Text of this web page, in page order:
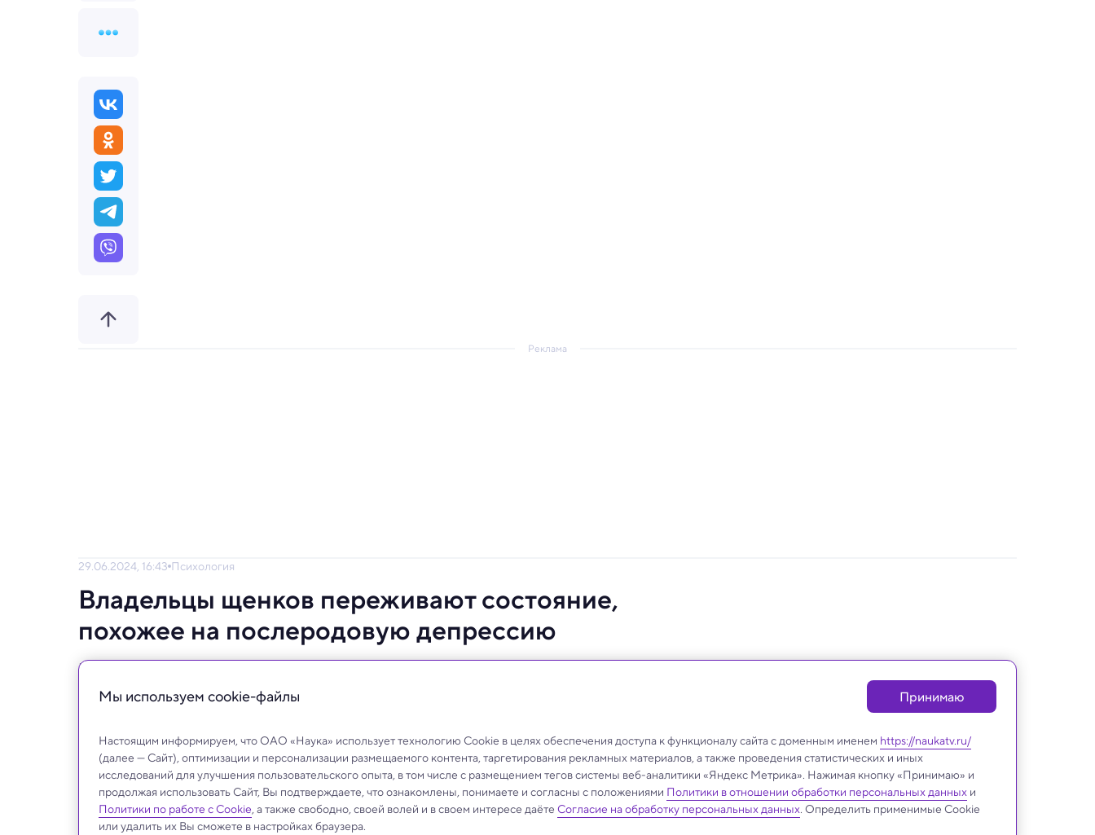
Реклама
29.06.2024, 16:43 Психология
Владельцы щенков переживают состояние,
похожее на послеродовую депрессию
Воспитывать собаку — почти как растить ребенка.
Психология
Мы используем сookie-файлы Принимаю
Настоящим информируем, что ОАО «Наука» использует технологию Cookie в целях обеспечения доступа к функционалу сайта с доменным именем https://naukatv.ru/
(далее — Сайт), оптимизации и персонализации размещаемого контента, таргетирования рекламных материалов, а также проведения статистических и иных
исследований для улучшения пользовательского опыта, в том числе с размещением тегов системы веб-аналитики «Яндекс Метрика». Нажимая кнопку «Принимаю» и
продолжая использовать Сайт, Вы подтверждаете, что ознакомлены, понимаете и согласны с положениями Политики в отношении обработки персональных данных и
Политики по работе с Cookie, а также свободно, своей волей и в своем интересе даёте Согласие на обработку персональных данных. Определить применимые Cookie
или удалить их Вы сможете в настройках браузера.